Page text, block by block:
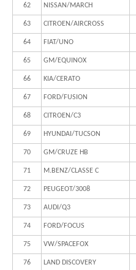
62 NISSAN/MARCH
63 CITROEN/AIRCROSS
64 FIAT/UNO
65 GM/EQUINOX
66 KIA/CERATO
67 FORD/FUSION
68 CITROEN/C3
69 HYUNDAI/TUCSON
70 GM/CRUZE HB
71 M.BENZ/CLASSE C
72 PEUGEOT/3008
73 AUDI/Q3
74 FORD/FOCUS
75 VW/SPACEFOX
76 LAND DISCOVERY